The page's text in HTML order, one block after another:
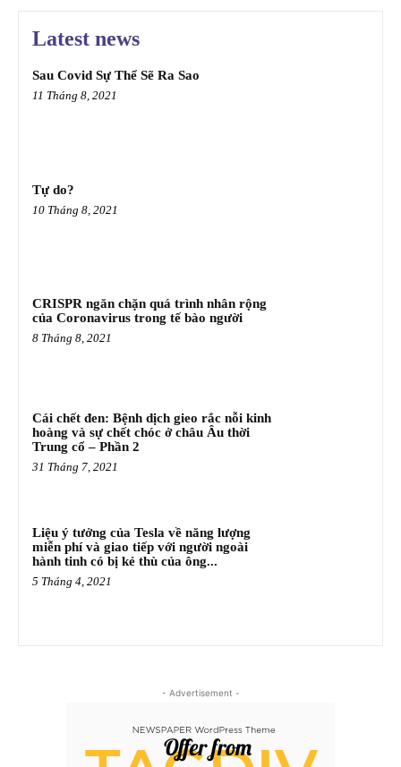
Latest news
Sau Covid Sự Thể Sẽ Ra Sao
11 Tháng 8, 2021
Tự do?
10 Tháng 8, 2021
CRISPR ngăn chặn quá trình nhân rộng
của Coronavirus trong tế bào người
8 Tháng 8, 2021
Cái chết đen: Bệnh dịch gieo rắc nỗi kinh
hoàng và sự chết chóc ở châu Âu thời
Trung cổ – Phần 2
31 Tháng 7, 2021
Liệu ý tưởng của Tesla về năng lượng
miễn phí và giao tiếp với người ngoài
hành tinh có bị kẻ thù của ông...
5 Tháng 4, 2021
- Advertisement -